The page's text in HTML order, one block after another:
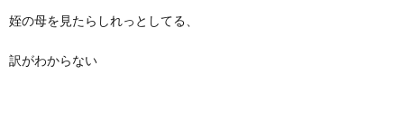
姪の母を見たらしれっとしてる、
訳がわからない